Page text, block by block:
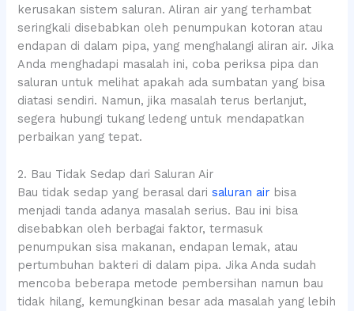
kerusakan sistem saluran. Aliran air yang terhambat
seringkali disebabkan oleh penumpukan kotoran atau
endapan di dalam pipa, yang menghalangi aliran air. Jika
Anda menghadapi masalah ini, coba periksa pipa dan
saluran untuk melihat apakah ada sumbatan yang bisa
diatasi sendiri. Namun, jika masalah terus berlanjut,
segera hubungi tukang ledeng untuk mendapatkan
perbaikan yang tepat.
2. Bau Tidak Sedap dari Saluran Air
Bau tidak sedap yang berasal darisaluran air bisa
menjadi tanda adanya masalah serius. Bau ini bisa
disebabkan oleh berbagai faktor, termasuk
penumpukan sisa makanan, endapan lemak, atau
pertumbuhan bakteri di dalam pipa. Jika Anda sudah
mencoba beberapa metode pembersihan namun bau
tidak hilang, kemungkinan besar ada masalah yang lebih